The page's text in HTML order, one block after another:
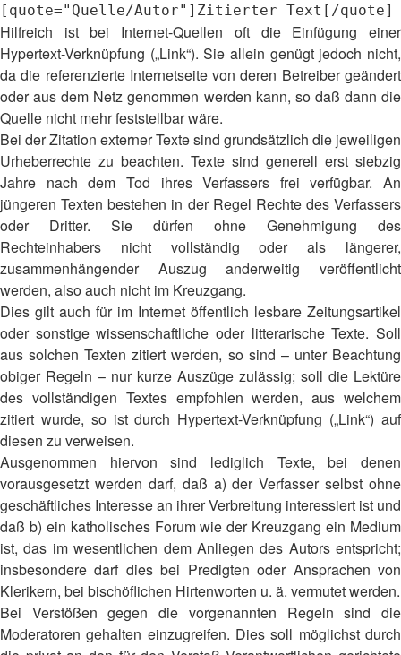
[quote="Quelle/Autor"]Zitierter Text[/quote]
Hilfreich ist bei Internet-Quellen oft die Einfügung einer
Hypertext-Verknüpfung („Link“). Sie allein genügt jedoch nicht,
da die referenzierte Internetseite von deren Betreiber geändert
oder aus dem Netz genommen werden kann, so daß dann die
Quelle nicht mehr feststellbar wäre.
Bei der Zitation externer Texte sind grundsätzlich die jeweiligen
Urheberrechte zu beachten. Texte sind generell erst siebzig
Jahre nach dem Tod ihres Verfassers frei verfügbar. An
jüngeren Texten bestehen in der Regel Rechte des Verfassers
oder Dritter. Sie dürfen ohne Genehmigung des
Rechteinhabers nicht vollständig oder als längerer,
zusammenhängender Auszug anderweitig veröffentlicht
werden, also auch nicht im Kreuzgang.
Dies gilt auch für im Internet öffentlich lesbare Zeitungsartikel
oder sonstige wissenschaftliche oder litterarische Texte. Soll
aus solchen Texten zitiert werden, so sind – unter Beachtung
obiger Regeln – nur kurze Auszüge zulässig; soll die Lektüre
des vollständigen Textes empfohlen werden, aus welchem
zitiert wurde, so ist durch Hypertext-Verknüpfung („Link“) auf
diesen zu verweisen.
Ausgenommen hiervon sind lediglich Texte, bei denen
vorausgesetzt werden darf, daß a) der Verfasser selbst ohne
geschäftliches Interesse an ihrer Verbreitung interessiert ist und
daß b) ein katholisches Forum wie der Kreuzgang ein Medium
ist, das im wesentlichen dem Anliegen des Autors entspricht;
insbesondere darf dies bei Predigten oder Ansprachen von
Klerikern, bei bischöflichen Hirtenworten u. ä. vermutet werden.
Bei Verstößen gegen die vorgenannten Regeln sind die
Moderatoren gehalten einzugreifen. Dies soll möglichst durch